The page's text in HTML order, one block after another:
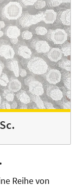
Reihe von